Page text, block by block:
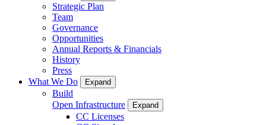
Strategic Plan
Team
Governance
Opportunities
Annual Reports & Financials
History
Press
What We Do
Expand
Build
Open Infrastructure
Expand
CC Licenses